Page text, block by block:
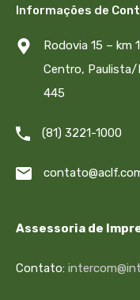
Informações de
Rodovia 15 – km
Centro, Paulista/
445
(81) 3221-1000
Assessoria de
Contato: